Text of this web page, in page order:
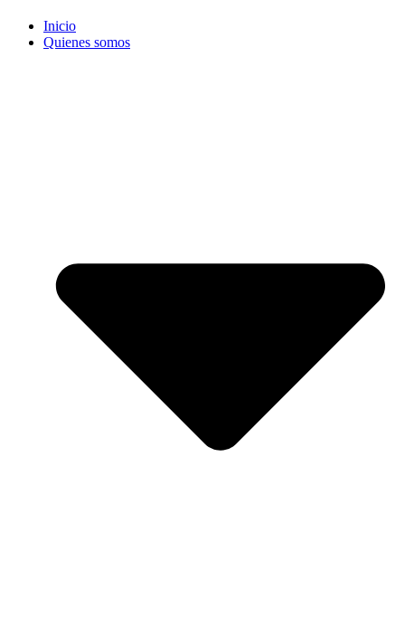
Inicio
Quienes somos